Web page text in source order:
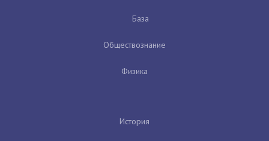
База
Обществознание
Физика
История